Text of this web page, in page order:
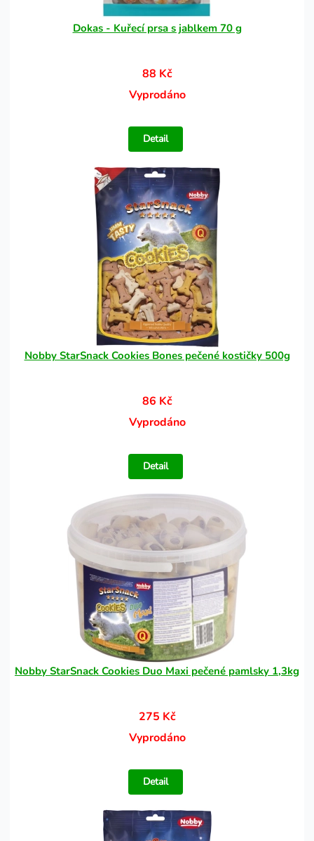
Dokas - Kuřecí prsa s jablkem 70 g
88 Kč
Vyprodáno
Detail
Nobby StarSnack Cookies Bones pečené kostičky 500g
86 Kč
Vyprodáno
Detail
Nobby StarSnack Cookies Duo Maxi pečené pamlsky 1,3kg
275 Kč
Vyprodáno
Detail